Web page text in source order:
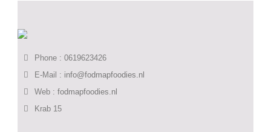
Phone : 0619623426
E-Mail : info@fodmapfoodies.nl
Web :fodmapfoodies.nl
Krab 15